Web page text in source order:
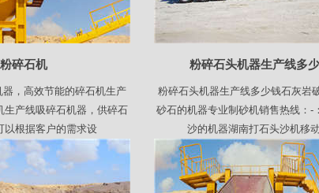
粉碎石机
，高效节能的碎石机生产
生产线吸碎石机器，供碎石
以根据客户的需求设
粉碎石头机器生产线多
粉碎石头机器生产线多少钱石灰岩
砂石的机器专业制砂机销售热线：-
沙的机器湖南打石头沙机移